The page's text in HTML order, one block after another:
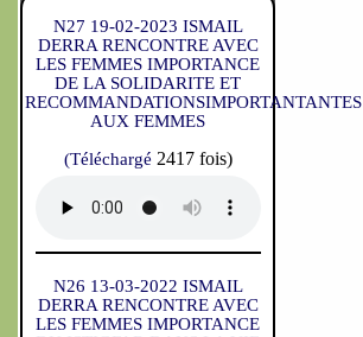
N27 19-02-2023 ISMAIL
DERRA RENCONTRE AVEC
LES FEMMES IMPORTANCE
DE LA SOLIDARITE ET
RECOMMANDATIONSIMPORTANTANTES
AUX FEMMES
(Téléchargé 2417 fois)
N26 13-03-2022 ISMAIL
DERRA RENCONTRE AVEC
LES FEMMES IMPORTANCE